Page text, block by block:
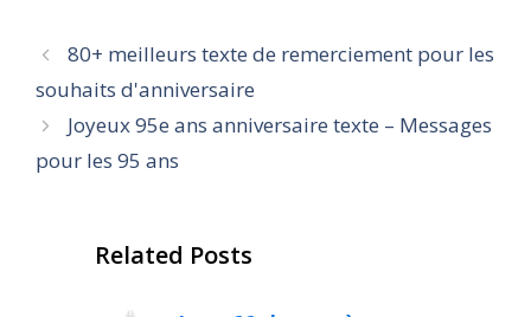
80+ meilleurs texte de remerciement pour les
souhaits d'anniversaire
Joyeux 95e ans anniversaire texte – Messages
pour les 95 ans
Related Posts